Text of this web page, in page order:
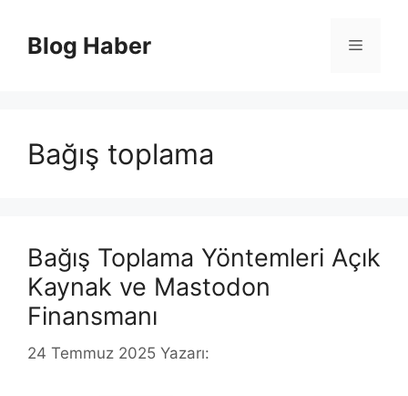
Blog Haber Menü
Bağış toplama
Bağış Toplama Yöntemleri Açık
Kaynak ve Mastodon
Finansmanı
24 Temmuz 2025 Yazarı: